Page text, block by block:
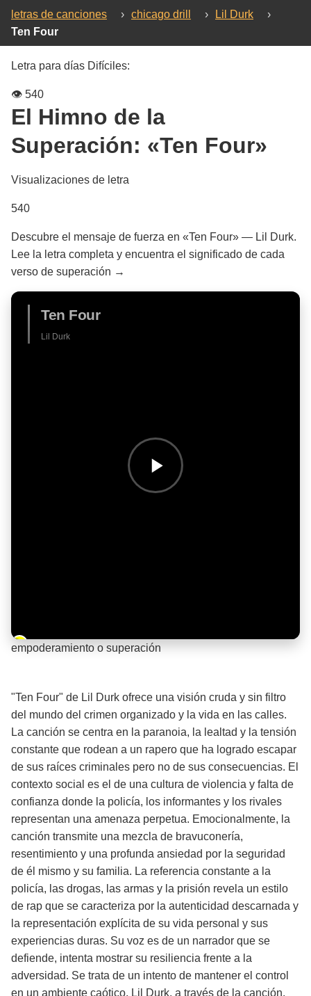
letras de canciones › chicago drill › Lil Durk
›
Ten Four
Letra para días Difíciles:
👁️ 540
El Himno de la
Superación: «Ten Four»
Visualizaciones de letra
540
Descubre el mensaje de fuerza en «Ten Four» — Lil Durk.
Lee la letra completa y encuentra el significado de cada
verso de superación →
Ten Four
Lil Durk
Barra de progreso de la reproducción
empoderamiento o superación
"Ten Four" de Lil Durk ofrece una visión cruda y sin filtro
del mundo del crimen organizado y la vida en las calles.
La canción se centra en la paranoia, la lealtad y la tensión
constante que rodean a un rapero que ha logrado escapar
de sus raíces criminales pero no de sus consecuencias. El
contexto social es el de una cultura de violencia y falta de
confianza donde la policía, los informantes y los rivales
representan una amenaza perpetua. Emocionalmente, la
canción transmite una mezcla de bravuconería,
resentimiento y una profunda ansiedad por la seguridad
de él mismo y su familia. La referencia constante a la
policía, las drogas, las armas y la prisión revela un estilo
de rap que se caracteriza por la autenticidad descarnada y
la representación explícita de su vida personal y sus
experiencias duras. Su voz es de un narrador que se
defiende, intenta mostrar su resiliencia frente a la
adversidad. Se trata de un intento de mantener el control
en un ambiente caótico. Lil Durk, a través de la canción,